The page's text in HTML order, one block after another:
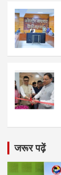
जरूर पढ़ें